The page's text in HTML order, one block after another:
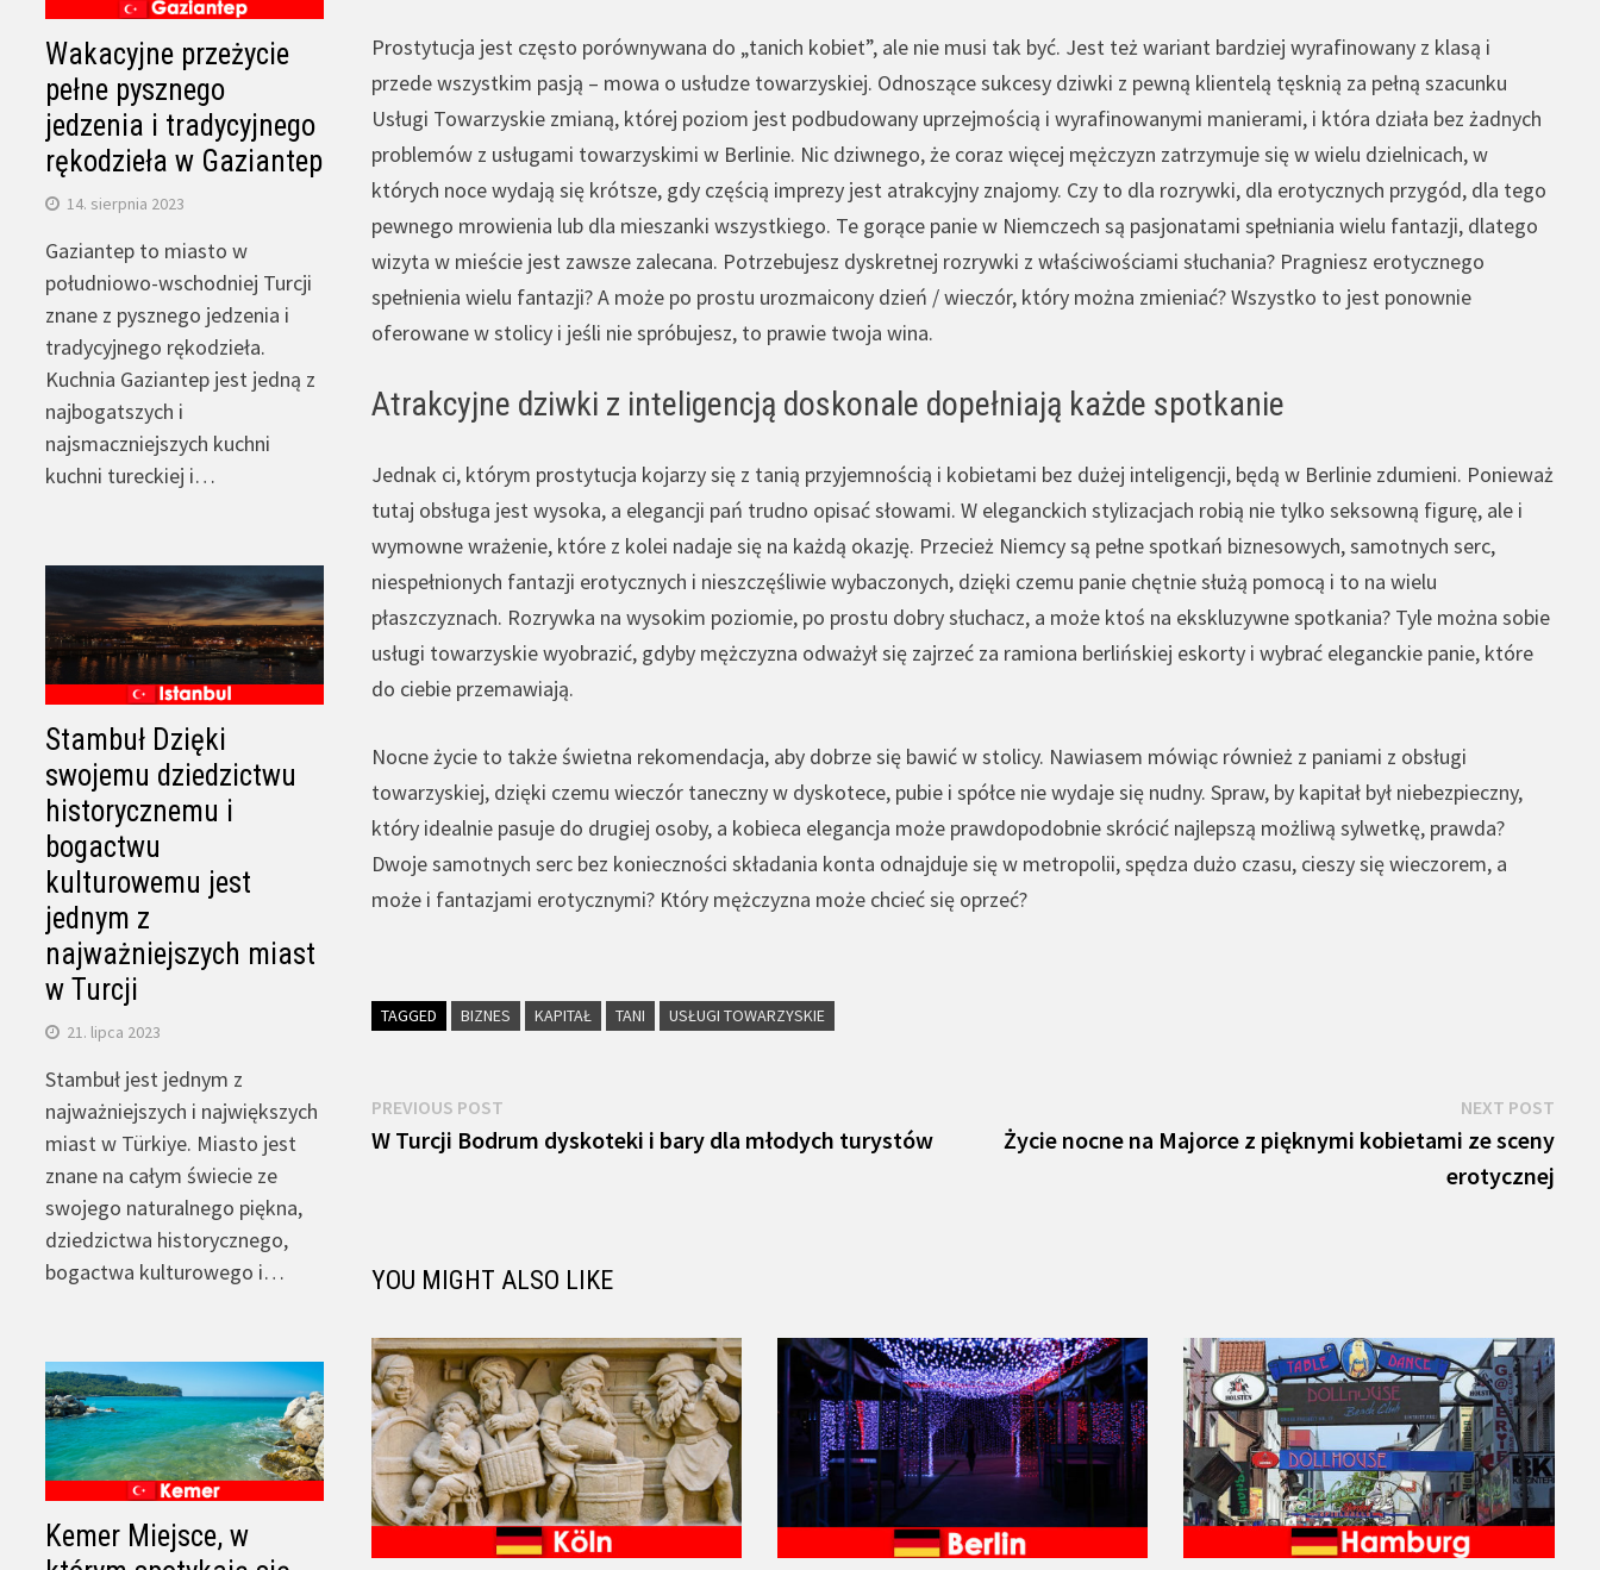
Prostytucja jest często porównywana do „tanich kobiet”, ale nie musi tak być. Jest też wariant bardziej wyrafinowany z klasą i
przede wszystkim pasją – mowa o usłudze towarzyskiej. Odnoszące sukcesy dziwki z pewną klientelą tęsknią za pełną szacunku
Usługi Towarzyskie zmianą, której poziom jest podbudowany uprzejmością i wyrafinowanymi manierami, i która działa bez żadnych
problemów z usługami towarzyskimi w Berlinie. Nic dziwnego, że coraz więcej mężczyzn zatrzymuje się w wielu dzielnicach, w
których noce wydają się krótsze, gdy częścią imprezy jest atrakcyjny znajomy. Czy to dla rozrywki, dla erotycznych przygód, dla tego
pewnego mrowienia lub dla mieszanki wszystkiego. Te gorące panie w Niemczech są pasjonatami spełniania wielu fantazji, dlatego
wizyta w mieście jest zawsze zalecana. Potrzebujesz dyskretnej rozrywki z właściwościami słuchania? Pragniesz erotycznego
spełnienia wielu fantazji? A może po prostu urozmaicony dzień / wieczór, który można zmieniać? Wszystko to jest ponownie
oferowane w stolicy i jeśli nie spróbujesz, to prawie twoja wina.
Atrakcyjne dziwki z inteligencją doskonale dopełniają każde spotkanie
Jednak ci, którym prostytucja kojarzy się z tanią przyjemnością i kobietami bez dużej inteligencji, będą w Berlinie zdumieni. Ponieważ
tutaj obsługa jest wysoka, a elegancji pań trudno opisać słowami. W eleganckich stylizacjach robią nie tylko seksowną figurę, ale i
wymowne wrażenie, które z kolei nadaje się na każdą okazję. Przecież Niemcy są pełne spotkań biznesowych, samotnych serc,
niespełnionych fantazji erotycznych i nieszczęśliwie wybaczonych, dzięki czemu panie chętnie służą pomocą i to na wielu
płaszczyznach. Rozrywka na wysokim poziomie, po prostu dobry słuchacz, a może ktoś na ekskluzywne spotkania? Tyle można sobie
usługi towarzyskiewyobrazić, gdyby mężczyzna odważył się zajrzeć za ramiona berlińskiej eskorty i wybrać eleganckie panie, które
do ciebie przemawiają.
Nocne życie to także świetna rekomendacja, aby dobrze się bawić w stolicy. Nawiasem mówiąc również z paniami z obsługi
towarzyskiej, dzięki czemu wieczór taneczny w dyskotece, pubie i spółce nie wydaje się nudny. Spraw, by kapitał był niebezpieczny,
który idealnie pasuje do drugiej osoby, a kobieca elegancja może prawdopodobnie skrócić najlepszą możliwą sylwetkę, prawda?
Dwoje samotnych serc bez konieczności składania konta odnajduje się w metropolii, spędza dużo czasu, cieszy się wieczorem, a
może i fantazjami erotycznymi? Który mężczyzna może chcieć się oprzeć?
TAGGED BIZNES KAPITAŁ TANI USŁUGI TOWARZYSKIE
Nawigacja
wpisu
PREVIOUS POSTPrevious
post:
W Turcji Bodrum dyskoteki i bary dla młodych turystów
NEXT POSTNext
post:
Życie nocne na Majorce z pięknymi kobietami ze sceny
erotycznej
YOU MIGHT ALSO LIKE
Wakacyjne przeżycie
pełne pysznego
jedzenia i tradycyjnego
rękodzieła w Gaziantep
14. sierpnia 2023
Gaziantep to miasto w
południowo-wschodniej Turcji
znane z pysznego jedzenia i
tradycyjnego rękodzieła.
Kuchnia Gaziantep jest jedną z
najbogatszych i
najsmaczniejszych kuchni
kuchni tureckiej i…
Stambuł Dzięki
swojemu dziedzictwu
historycznemu i
bogactwu
kulturowemu jest
jednym z
najważniejszych miast
w Turcji
21. lipca 2023
Stambuł jest jednym z
najważniejszych i największych
miast w Türkiye. Miasto jest
znane na całym świecie ze
swojego naturalnego piękna,
dziedzictwa historycznego,
bogactwa kulturowego i…
Kemer Miejsce, w